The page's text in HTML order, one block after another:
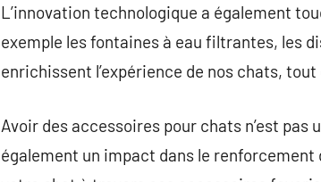
L’innovation technologique a également
exemple les fontaines à eau filtrantes, les
enrichissent l’expérience de nos chats,
Avoir des accessoires pour chats n’est
également un impact dans le